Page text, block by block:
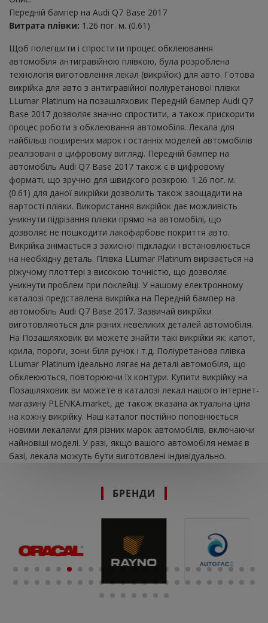
Передній бампер на Audi Q7 Base 2017
Витрата плівки: 1.26 пог. м. (0.61)
Щоб полегшити і спростити процес обклеювання
автомобіля антигравійною плівкою, була розроблена
технологія виготовлення лекал (викрійок) для авто. Готова
викрійка для авто з антигравійної поліуретанової плівки
LLumar Platinum на позашляховик Передній бампер Audi Q7
Base 2017 дозволяє значно спростити, а також прискорити
процес роботи з обклеювання автомобіля. Лекала для
найбільш поширених марок і останніх моделей автомобілів
реалізовані в цифровому вигляді. Передній бампер на
автомобіль Audi Q7 Base 2017 також є в цифровому
форматі, що зручно для швидкого розкрою. 1.26 пог. м.
(0.61) для даної викрійки дозволить також заощадити на
вартості плівки. Використання викрійок дає можливість
уникнути підрізання плівки прямо на автомобілі, що
дозволяє не пошкодити лакофарбове покриття авто.
Викрійка знімається з захисної підкладки і встановлюється
на необхідну деталь. Плівка LLumar Platinum вирізається на
ріжучому плоттері з високою точністю, що дозволяє
уникнути проблем при поклейці. У нашому електронному
каталозі представлена ​​викрійка на Передній бампер на
автомобіль Audi Q7 Base 2017. Зазвичай викрійки
виготовляються для різних невеликих деталей автомобіля.
На Позашляховик ви можете знайти такі викрійки як: капот,
крила, пороги, зони біля ручок і т.д. Поліуретанова плівка
LLumar Platinum ідеально лягає на деталі автомобіля, що
обклеюються, повторюючи їх контури. Купити викрійку на
Позашляховик ви можете в каталозі лекал нашого інтернет-
магазину PLENKA.market, де також вказана актуальна ціна
на кожну викрійку. Наш каталог постійно поповнюється
новими лекалами для різних марок автомобілів, включаючи
найновіші моделі. У разі, якщо вашого автомобіля немає в
базі, лекала можуть бути виготовлені індивідуально.
БРЕНДИ